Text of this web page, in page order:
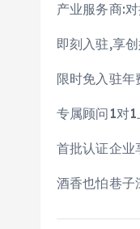
产业服务商:对
即刻入驻,享
限时免入驻年
专属顾问1对
首批认证企业
酒香也怕巷子